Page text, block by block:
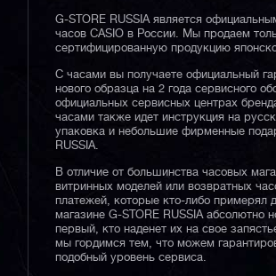
G-STORE RUSSIA является
часов CASIO в России. Мы продаем
сертифицированную продукцию
С часами вы получаете официальный
нового образца на 2 года сервисного
официальных сервисных центрах
часами также идет инструкция на
упаковка и небольшие фирменные
RUSSIA.
В отличие от большинства часовых
витринных моделей или возвратных
платежей, которые кто-либо примерял
магазине G-STORE RUSSIA абсолютно
первый, кто наденет их на свое
мы гордимся тем, что можем
подобный уровень сервиса.